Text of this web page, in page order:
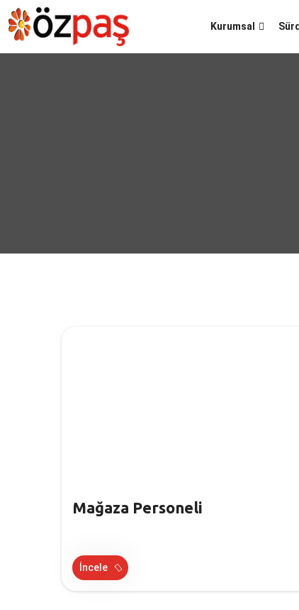
Kurumsal
Mağaza Personeli
İncele